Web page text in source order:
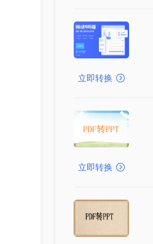
立即转换
立即转换